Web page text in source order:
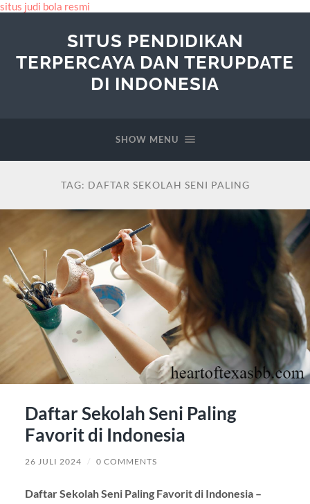
situs judi bola resmi
SITUS PENDIDIKAN
TERPERCAYA DAN TERUPDATE
DI INDONESIA
SHOW MENU
TAG: DAFTAR SEKOLAH SENI PALING
Daftar Sekolah Seni Paling
Favorit di Indonesia
26 JULI 2024 / 0 COMMENTS
Daftar Sekolah Seni Paling Favorit di Indonesia –